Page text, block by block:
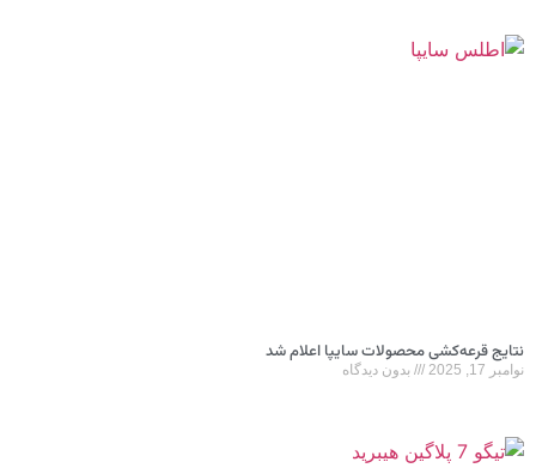
نتایج قرعه‌کشی محصولات سایپا اعلام شد
نوامبر 17, 2025 بدون دیدگاه